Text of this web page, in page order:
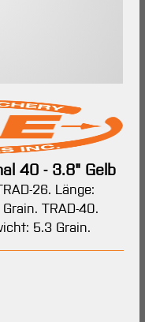
40 - 3.8" Gelb
26. Länge:
TRAD-40.
5.3 Grain.